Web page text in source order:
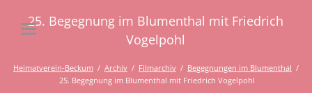
25. Begegnung im Blumenthal mit Friedrich
Vogelpohl
Heimatverein-Beckum Archiv Filmarchiv
Begegnungen im Blumenthal
25. Begegnung im Blumenthal mit Friedrich Vogelpohl